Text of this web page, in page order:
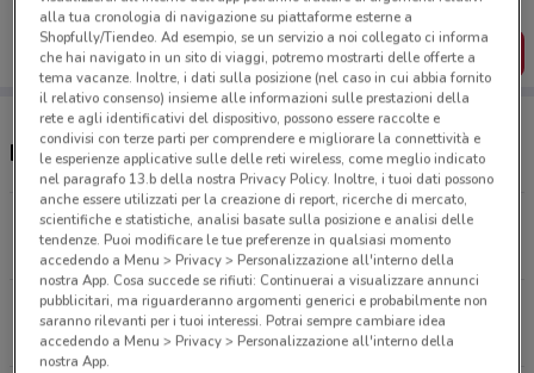
dal tuo cellulare.
SCARICA L’APP
Negozi Allscent nelle vicinanze
Viale G.B. Valente,190 Roma
10.1 km
APERTO
Viale della Primavera, 194 Roma
10.4 km
APERTO
alla tua cronologia di navigazione su piattaforme esterne a
Shopfully/Tiendeo. Ad esempio, se un servizio a noi collegato ci informa
che hai navigato in un sito di viaggi, potremo mostrarti delle offerte a
tema vacanze. Inoltre, i dati sulla posizione (nel caso in cui abbia fornito
il relativo consenso) insieme alle informazioni sulle prestazioni della
rete e agli identificativi del dispositivo, possono essere raccolte e
condivisi con terze parti per comprendere e migliorare la connettività e
le esperienze applicative sulle delle reti wireless, come meglio indicato
nel paragrafo 13.b della nostra Privacy Policy. Inoltre, i tuoi dati possono
anche essere utilizzati per la creazione di report, ricerche di mercato,
scientifiche e statistiche, analisi basate sulla posizione e analisi delle
tendenze. Puoi modificare le tue preferenze in qualsiasi momento
accedendo a Menu > Privacy > Personalizzazione all'interno della
nostra App. Cosa succede se rifiuti: Continuerai a visualizzare annunci
pubblicitari, ma riguarderanno argomenti generici e probabilmente non
saranno rilevanti per i tuoi interessi. Potrai sempre cambiare idea
accedendo a Menu > Privacy > Personalizzazione all'interno della
nostra App.